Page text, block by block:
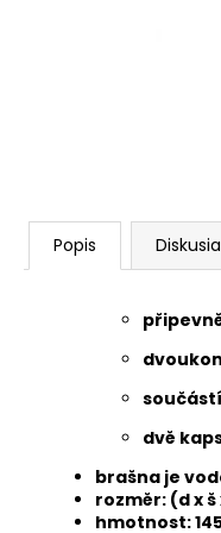
Popis Diskusia
dvě
brašna je
rozměr: (d x š
hmotnost: